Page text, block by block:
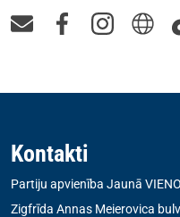
Kontakti
Partiju apvienība Jaunā
Zigfrīda Annas Meierovica